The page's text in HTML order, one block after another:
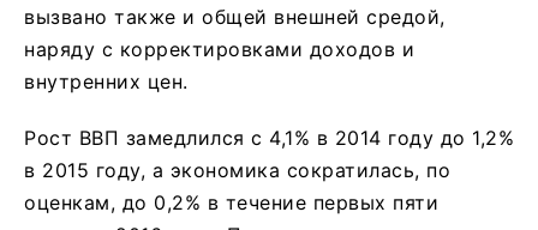
вызвано также и общей внешней средой,
наряду с корректировками доходов и
внутренних цен.
Рост ВВП замедлился с 4,1% в 2014 году до 1,2%
в 2015 году, а экономика сократилась, по
оценкам, до 0,2% в течение первых пяти